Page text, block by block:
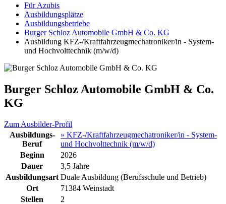
Für Azubis
Ausbildungsplätze
Ausbildungsbetriebe
Burger Schloz Automobile GmbH & Co. KG
Ausbildung KFZ-/Kraftfahrzeugmechatroniker/in - System-
und Hochvolttechnik (m/w/d)
Burger Schloz Automobile GmbH & Co.
KG
Zum Ausbilder-Profil
Ausbildungs-
Beruf
» KFZ-/Kraftfahrzeugmechatroniker/in - System-
und Hochvolttechnik (m/w/d)
Beginn
2026
Dauer
3,5 Jahre
Ausbildungsart Duale Ausbildung (Berufsschule und Betrieb)
Ort
71384 Weinstadt
Stellen
2